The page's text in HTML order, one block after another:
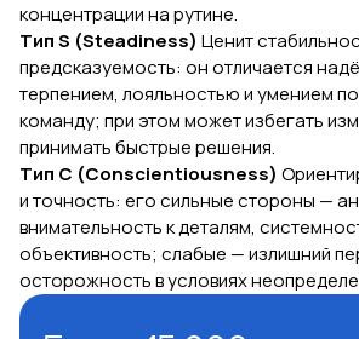
концентрации на рутине.
Тип S (Steadiness) Ценит
предсказуемость: он отличается
терпением, лояльностью и умением
команду; при этом может избегать
принимать быстрые решения.
Тип C (Conscientiousness)
и точность: его сильные стороны —
внимательность к деталям,
объективность; слабые — излишний
осторожность в условиях